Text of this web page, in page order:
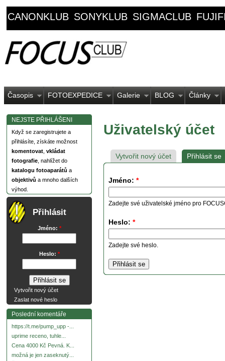
CANONKLUB SONYKLUB SIGMACLUB
Časopis FOTOEXPEDICE Galerie BLOG Články
NEJSTE PŘIHLÁŠENI
Když se zaregistrujete a
přihlásíte, získáte možnost
komentovat vkládat
fotografie , nahlížet do
katalogu fotoaparátů a
objektivů a mnoho dalších
výhod.
Přihlásit
Jméno: *
Heslo: *
Vytvořit nový účet
Zaslat nové heslo
Poslední komentáře
https://t.me/pump_upp -...
uprime receno, tuhle...
Cena 4000 Kč Pevná. K...
možná je jen zaseknutý...
Uživatelský účet
Vytvořit nový účet Přihlásit se
Jméno: *
Zadejte své uživatelské jméno pro
Heslo: *
Zadejte své heslo.